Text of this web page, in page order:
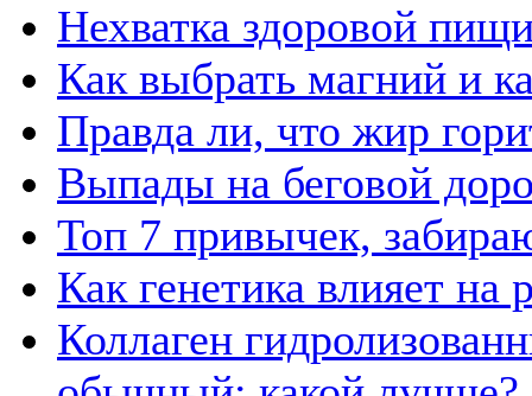
Нехватка здоровой
Как выбрать магний и
Правда ли, что жир
Выпады на беговой
Топ 7 привычек,
Как генетика влияет
Коллаген